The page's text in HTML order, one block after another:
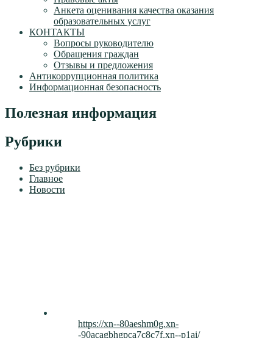
Анкета оценивания качества оказания
образовательных услуг
КОНТАКТЫ
Вопросы руководителю
Обращения граждан
Отзывы и предложения
Антикоррупционная политика
Информационная безопасность
Полезная информация
Рубрики
Без рубрики
Главное
Новости
https://xn--80aeshm0g.xn-
-90acagbhgpca7c8c7f.xn--p1ai/